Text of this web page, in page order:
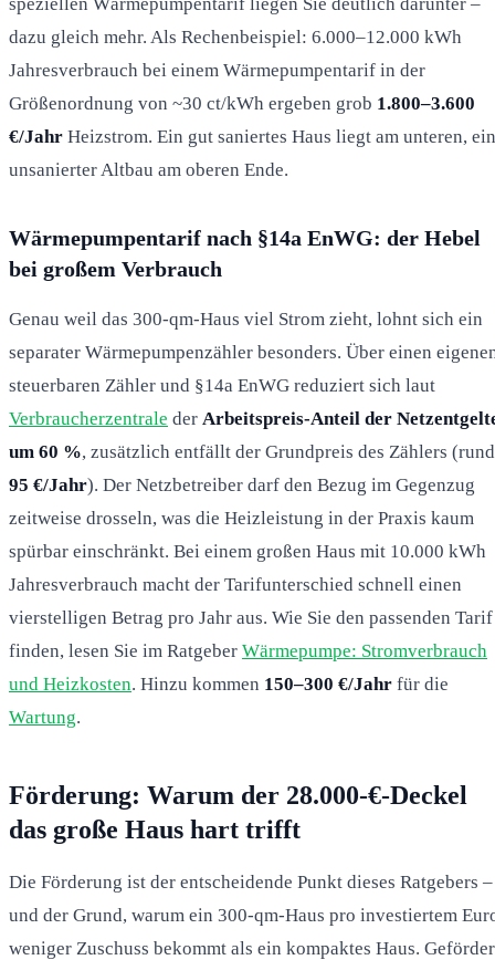
dazu gleich mehr. Als Rechenbeispiel: 6.000–12.000 kWh
Jahresverbrauch bei einem Wärmepumpentarif in der
Größenordnung von ~30 ct/kWh ergeben grob 1.800–3.600
€/Jahr Heizstrom. Ein gut saniertes Haus liegt am unteren, ein
unsanierter Altbau am oberen Ende.
Wärmepumpentarif nach §14a EnWG: der Hebel
bei großem Verbrauch
Genau weil das 300-qm-Haus viel Strom zieht, lohnt sich ein
separater Wärmepumpenzähler besonders. Über einen
steuerbaren Zähler und §14a EnWG reduziert sich laut
Verbraucherzentrale der Arbeitspreis-Anteil der
um 60 %, zusätzlich entfällt der Grundpreis des Zählers (rund
95 €/Jahr). Der Netzbetreiber darf den Bezug im Gegenzug
zeitweise drosseln, was die Heizleistung in der Praxis kaum
spürbar einschränkt. Bei einem großen Haus mit 10.000 kWh
Jahresverbrauch macht der Tarifunterschied schnell einen
vierstelligen Betrag pro Jahr aus. Wie Sie den passenden Tarif
finden, lesen Sie im Ratgeber Wärmepumpe: Stromverbrauch
und Heizkosten. Hinzu kommen 150–300 €/Jahr für die
Wartung.
Förderung: Warum der 28.000-€-Deckel
das große Haus hart trifft
Die Förderung ist der entscheidende Punkt dieses Ratgebers –
und der Grund, warum ein 300-qm-Haus pro investiertem
weniger Zuschuss bekommt als ein kompaktes Haus.